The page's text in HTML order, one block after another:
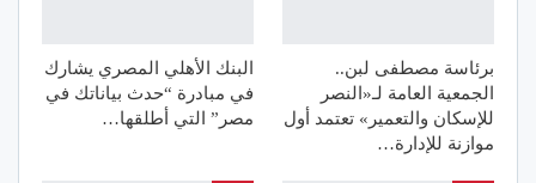
برئاسة مصطفى لبن..
الجمعية العامة لـ«النصر
للإسكان والتعمير» تعتمد أول
موازنة للإدارة…
البنك الأهلي المصري يشارك
في مبادرة “حدث بياناتك في
مصر” التي أطلقها…